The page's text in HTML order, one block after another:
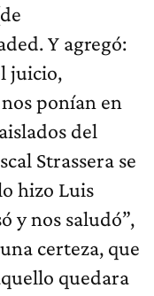
Y agregó:
juicio,
ponían en
del
Strassera se
hizo Luis
y nos saludó”,
certeza, que
quedara